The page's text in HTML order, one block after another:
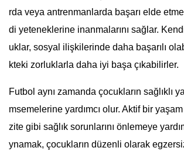
rda veya antrenmanlarda başarı elde
di yeteneklerine inanmalarını sağlar.
uklar, sosyal ilişkilerinde daha başarılı
kteki zorluklarla daha iyi başa çıkabilirler.
Futbol aynı zamanda çocukların sağlıklı
msemelerine yardımcı olur. Aktif bir
zite gibi sağlık sorunlarını önlemeye
ynamak, çocukların düzenli olarak